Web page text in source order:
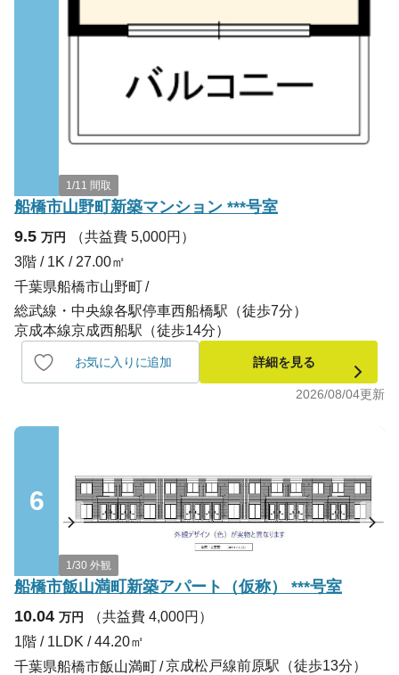
1/11 間取
船橋市山野町新築マンション ***号室
9.5 万円
（共益費 5,000円）
3階 / 1K / 27.00㎡
千葉県船橋市山野町
総武線・中央線各駅停車西船橋駅（徒歩7分）
京成本線京成西船駅（徒歩14分）
お気に入りに追加 詳細を見る
2026/08/04更新
6
1/30 外観
船橋市飯山満町新築アパート（仮称） ***号室
10.04 万円
（共益費 4,000円）
1階 / 1LDK / 44.20㎡
千葉県船橋市飯山満町
京成松戸線前原駅（徒歩13分）